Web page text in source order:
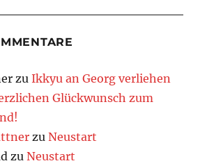
zuIkkyu an Georg verliehen
Glückwunsch zum
zuNeustart
zuNeustart